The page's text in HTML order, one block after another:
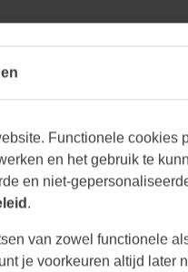
VAN ALLE
Bij Vecon Engineers
uitdagingen en kansen
Door nauwe
unieke behoeften en
Functionele cookies
en het gebruik te
en niet-
.
van zowel functionele
je voorkeuren altijd later